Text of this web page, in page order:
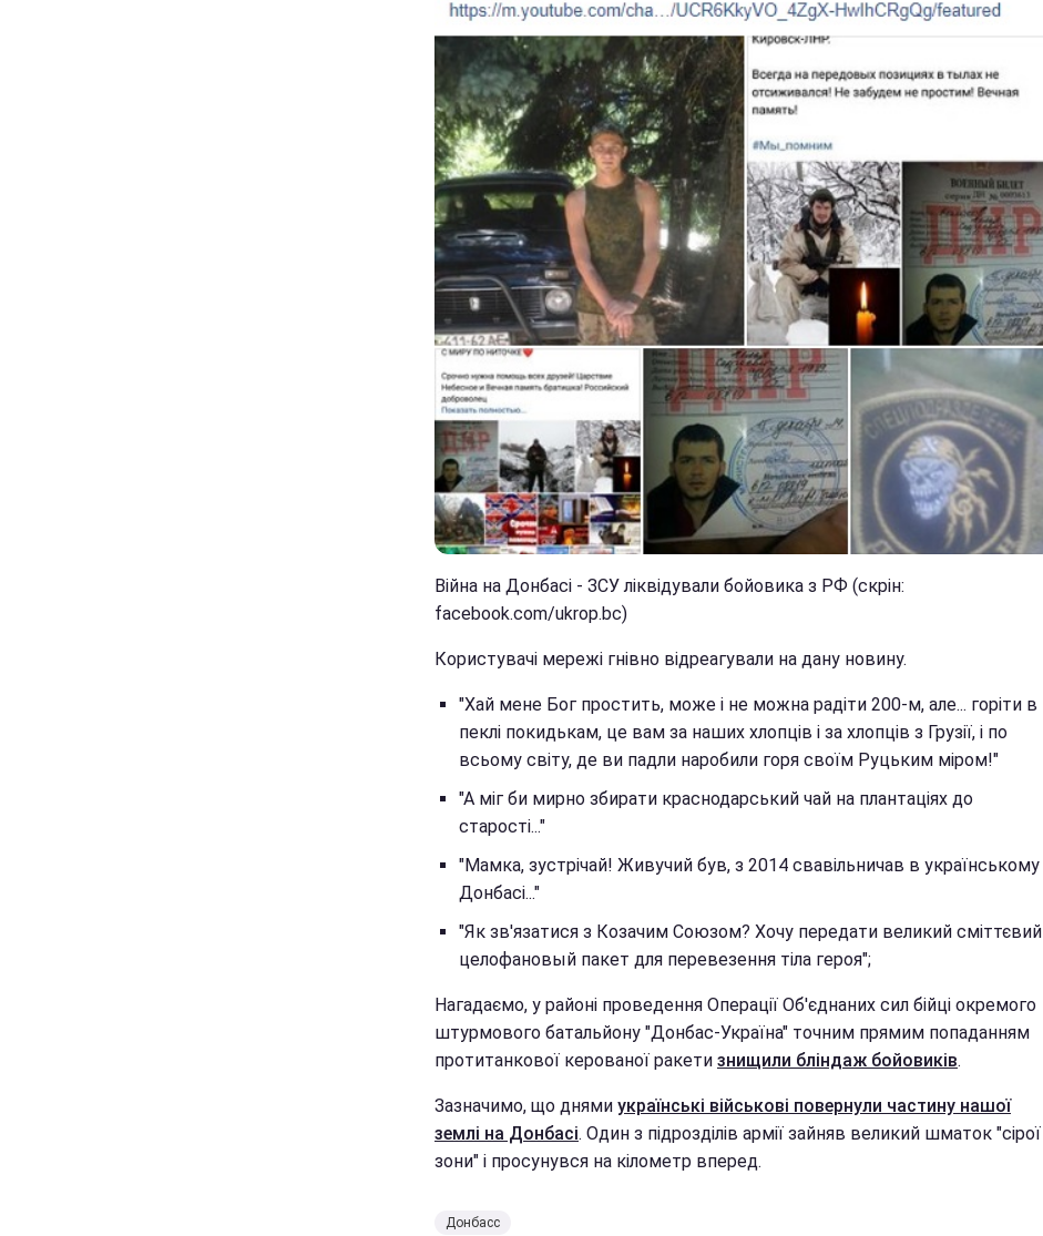
Війна на Донбасі - ЗСУ ліквідували бойовика з РФ (скрін:
facebook.com/ukrop.bc)
Користувачі мережі гнівно відреагували на дану новину.
"Хай мене Бог простить, може і не можна радіти 200-м, але... горіти в
пеклі покидькам, це вам за наших хлопців і за хлопців з Грузії, і по
всьому світу, де ви падли наробили горя своїм Руцьким міром!"
"А міг би мирно збирати краснодарський чай на плантаціях до
старості..."
"Мамка, зустрічай! Живучий був, з 2014 свавільничав в українському
Донбасі..."
"Як зв'язатися з Козачим Союзом? Хочу передати великий сміттєвий
целофановый пакет для перевезення тіла героя";
Нагадаємо, у районі проведення Операції Об'єднаних сил бійці окремого
штурмового батальйону "Донбас-Україна" точним прямим попаданням
протитанкової керованої ракети знищили бліндаж бойовиків.
Зазначимо, що днями українські військові повернули частину нашої
землі на Донбасі. Один з підрозділів армії зайняв великий шматок "сірої
зони" і просунувся на кілометр вперед.
Донбасс